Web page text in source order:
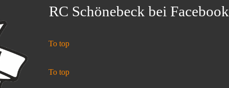
RC Schönebeck bei Facebook
To top
To top